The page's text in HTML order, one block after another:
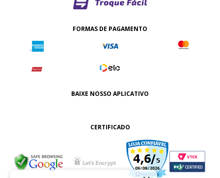
FORMAS DE PAGAMENTO
BAIXE NOSSO APLICATIVO
CERTIFICADO